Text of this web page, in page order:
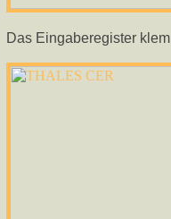
Das Eingaberegister